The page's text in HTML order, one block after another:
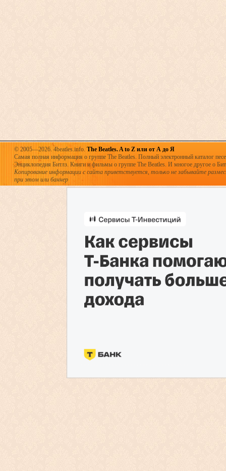
© 2005—2026. 4beatles.info. The Beatles. A to Z или от А до Я
Самая полная информация о группе The Beatles. Полный электронный каталог
Энциклопедия Битлз. Книги и фильмы о группе The Beatles. И многое другое о
Копирование информации с сайта приветствуется, только не забывайте
при этом или баннер